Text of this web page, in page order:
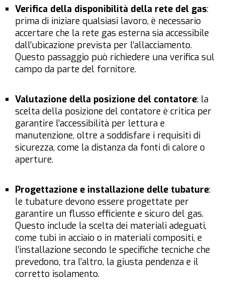
Verifica della disponibilità della rete del gas:
prima di iniziare qualsiasi lavoro, è necessario
accertare che la rete gas esterna sia accessibile
dall’ubicazione prevista per l’allacciamento.
Questo passaggio può richiedere una verifica sul
campo da parte del fornitore.
Valutazione della posizione del contatore: la
scelta della posizione del contatore è critica per
garantire l’accessibilità per lettura e
manutenzione, oltre a soddisfare i requisiti di
sicurezza, come la distanza da fonti di calore o
aperture.
Progettazione e installazione delle tubature:
le tubature devono essere progettate per
garantire un flusso efficiente e sicuro del gas.
Questo include la scelta dei materiali adeguati,
come tubi in acciaio o in materiali compositi, e
l’installazione secondo le specifiche tecniche che
prevedono, tra l’altro, la giusta pendenza e il
corretto isolamento.